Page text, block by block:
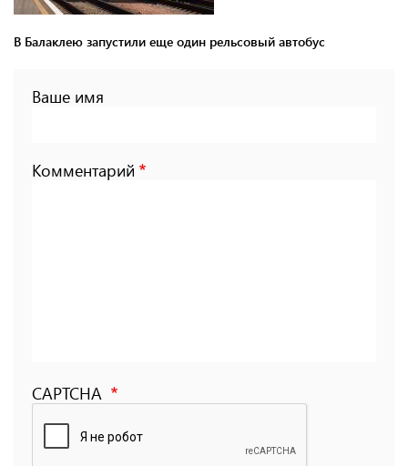
В Балаклею запустили еще один рельсовый автобус
Ваше имя
Комментарий
CAPTCHA